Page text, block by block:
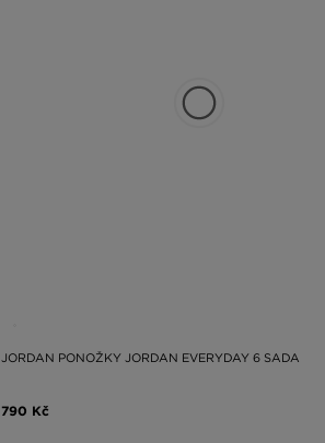
JORDAN PONOŽKY JORDAN EVERYDAY 6 SADA
790 Kč